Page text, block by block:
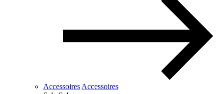
Accessoires Accessoires